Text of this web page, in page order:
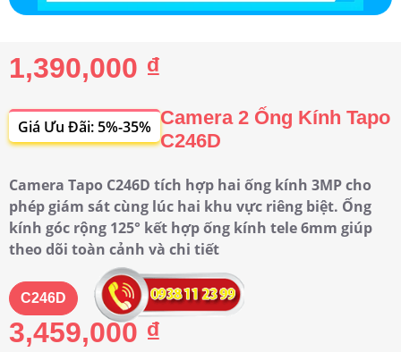
1,390,000 ₫
Giá Ưu Đãi: 5%-35% Camera 2 Ống Kính Tapo
C246D
Camera Tapo C246D tích hợp hai ống kính 3MP cho
phép giám sát cùng lúc hai khu vực riêng biệt. Ống
kính góc rộng 125° kết hợp ống kính tele 6mm giúp
theo dõi toàn cảnh và chi tiết
C246D
3,459,000 ₫